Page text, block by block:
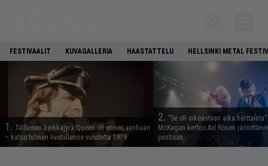
FESTIVAALIT KUVAGALLERIA HAASTATTELU HELLSINKI METAL
1. Tällainen keikkajyrä Queen oli ennen vanhaan
– katso tulinen livetallenne vuodelta 1979
2. ”Se oli oikeastaan aika
McKagan kertoo Axl Rosen
pestiään